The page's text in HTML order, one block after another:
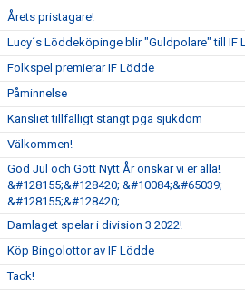
Årets pristagare!
Lucy´s Löddeköpinge blir "Guldpolare" till IF
Folkspel premierar IF Lödde
Påminnelse
Kansliet tillfälligt stängt pga sjukdom
Välkommen!
God Jul och Gott Nytt År önskar vi er alla!
&#128155;&#128420; &#10084;&#65039;
&#128155;&#128420;
Damlaget spelar i division 3 2022!
Köp Bingolottor av IF Lödde
Tack!